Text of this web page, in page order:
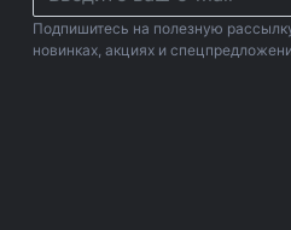
Подпишитесь на полезную
новинках, акциях и